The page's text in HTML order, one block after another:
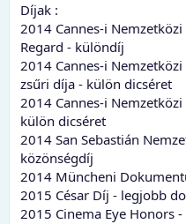
Díjak :
2014 Cannes-i
Regard - különdíj
2014 Cannes-i
zsűri díja - külön dicséret
2014 Cannes-i
külön dicséret
2014 San Sebastián
közönségdíj
2014 Müncheni
2015 César Díj - legjobb
2015 Cinema Eye Honors